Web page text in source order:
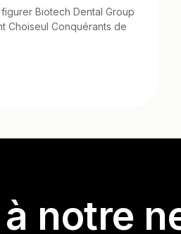
Biotech Dental Group
Choiseul Conquérants de
notre